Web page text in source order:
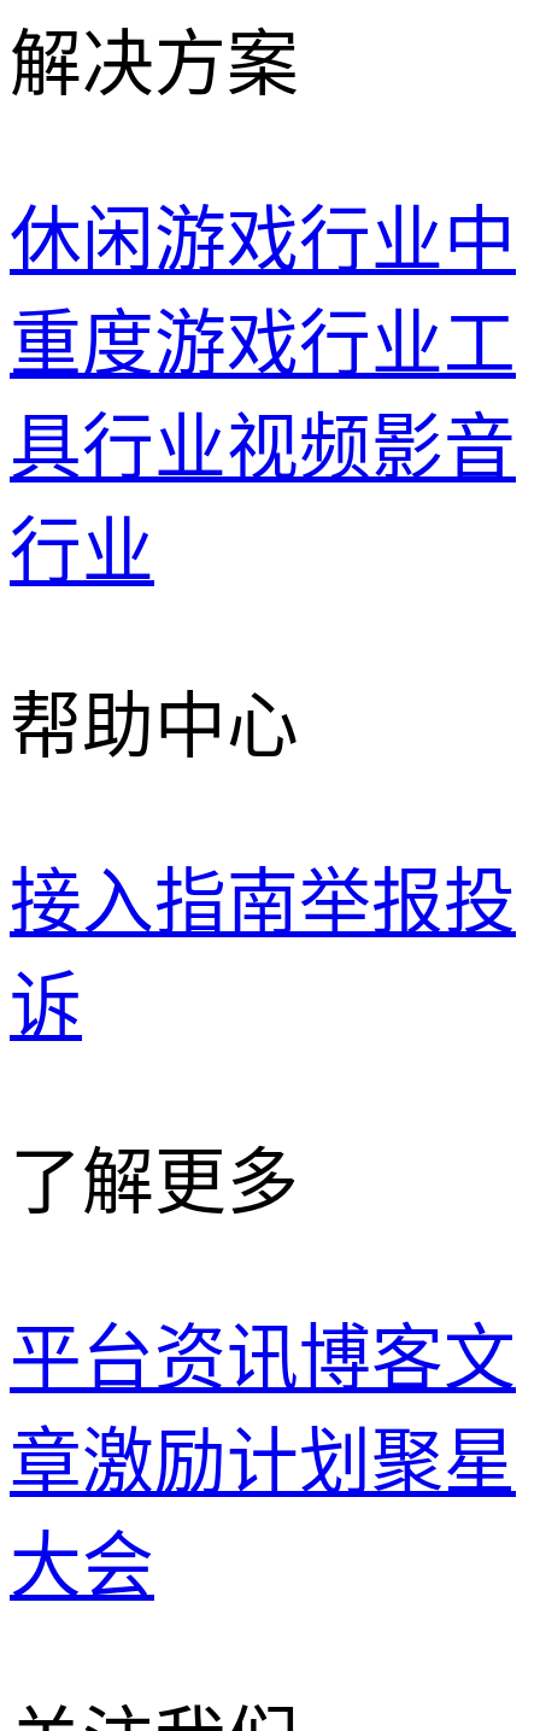
解决方案
休闲游戏行业中
重度游戏行业工
具行业视频影音
行业
帮助中心
接入指南举报投
诉
了解更多
平台资讯博客文
章激励计划 聚星
大会